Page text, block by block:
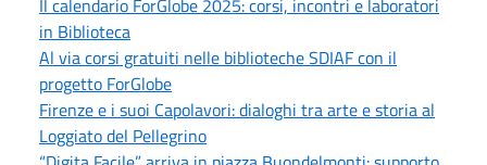
in Biblioteca
Al via corsi gratuiti nelle biblioteche SDIAF con il
progetto ForGlobe
Firenze e i suoi Capolavori: dialoghi tra arte e storia al
Loggiato del Pellegrino